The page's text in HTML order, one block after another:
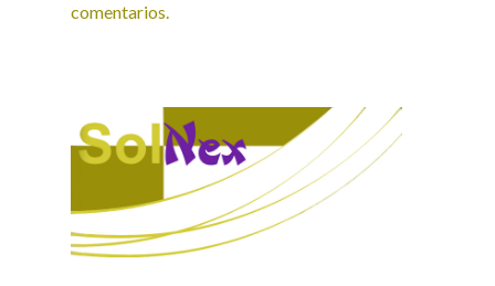
comentarios.